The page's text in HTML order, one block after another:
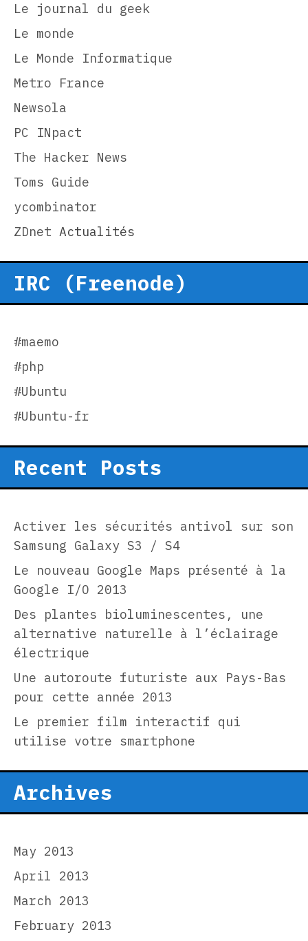
Le journal du geek
Le monde
Le Monde Informatique
Metro France
Newsola
PC INpact
The Hacker News
Toms Guide
ycombinator
ZDnet Actualités
IRC (Freenode)
#maemo
#php
#Ubuntu
#Ubuntu-fr
Recent Posts
Activer les sécurités antivol sur son
Samsung Galaxy S3 / S4
Le nouveau Google Maps présenté à la
Google I/O 2013
Des plantes bioluminescentes, une
alternative naturelle à l’éclairage
électrique
Une autoroute futuriste aux Pays-Bas
pour cette année 2013
Le premier film interactif qui
utilise votre smartphone
Archives
May 2013
April 2013
March 2013
February 2013